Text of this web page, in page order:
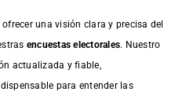
una visión clara y precisa del
encuestas electorales. Nuestro
actualizada y fiable,
para entender las